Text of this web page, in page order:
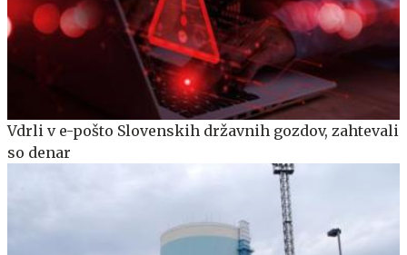
Vdrli v e-pošto Slovenskih državnih gozdov, zahtevali
so denar